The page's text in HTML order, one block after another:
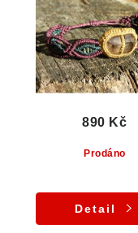
Prodáno
890 Kč
Detail